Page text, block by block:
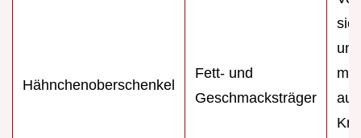
Hähnchenoberschenkel
Fett- und
Geschmacksträger
sie
mit